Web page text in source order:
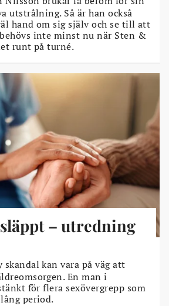
utstrålning. Så är han också
hand om sig själv och se till att
inte minst nu när Sten &
runt på turné.
– utredning
skandal kan vara på väg att
En man i
för flera sexövergrepp som
period.